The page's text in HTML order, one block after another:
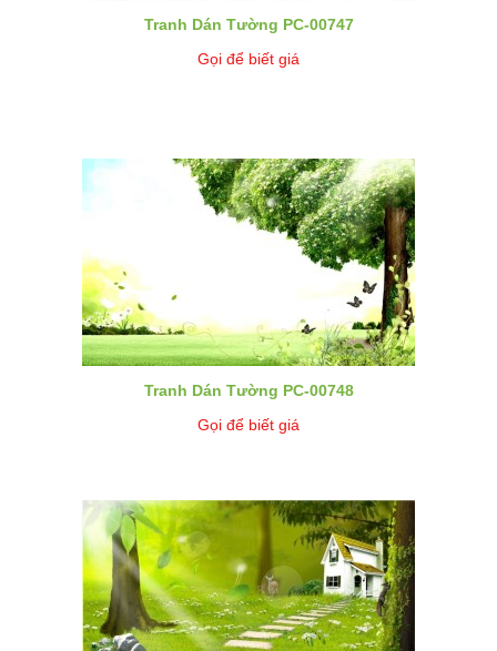
Tranh Dán Tường PC-00747
Gọi để biết giá
Tranh Dán Tường PC-00748
Gọi để biết giá